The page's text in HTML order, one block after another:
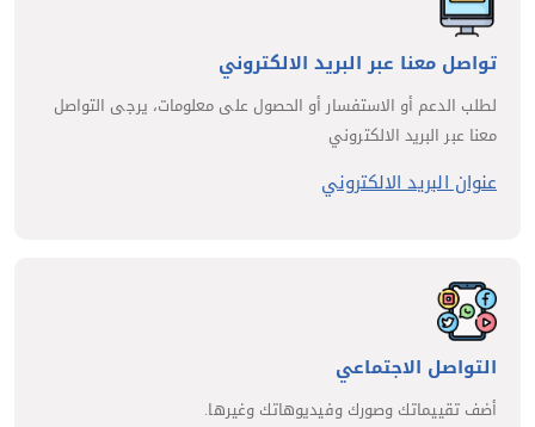
تواصل معنا عبر البريد الالكتروني
لطلب الدعم أو الاستفسار أو الحصول على معلومات، يرجى التواصل
معنا عبر البريد الالكتروني
عنوان البريد الالكتروني
التواصل الاجتماعي
أضف تقييماتك وصورك وفيديوهاتك وغيرها.